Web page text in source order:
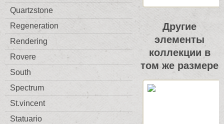
Quartzstone
Regeneration
Rendering
Rovere
South
Spectrum
St.vincent
Statuario
Другие
элементы
коллекции в
том же размере